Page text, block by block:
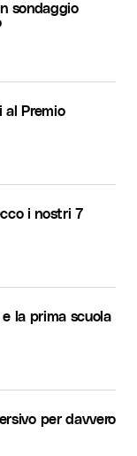
sondaggio
Premio
i nostri 7
la prima scuola
per davvero